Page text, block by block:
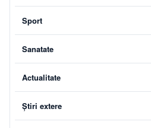
Sport
Sanatate
Actualitate
Știri extere